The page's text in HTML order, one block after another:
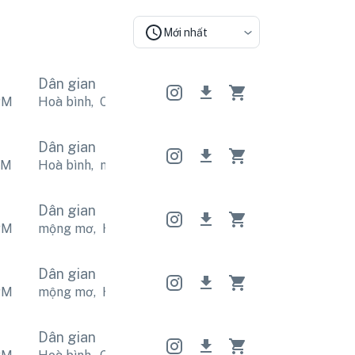
Mới nhất
Dân gian
Hoà bình, Calm Hoà bình Calm
Dân gian
Hoà bình, mộng mơ Hoà bình mộng mơ
Dân gian
mộng mơ, Hoà bình mộng mơ Hoà bình
Dân gian
mộng mơ, Hoà bình mộng mơ Hoà bình
Dân gian